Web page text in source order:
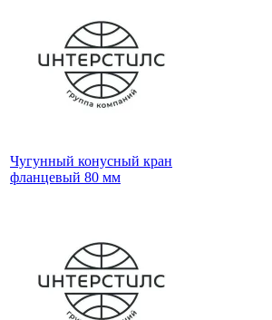
Чугунный конусный кран
фланцевый 80 мм